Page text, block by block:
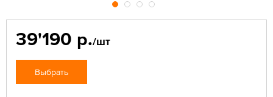
39'190 р./шт
Выбрать